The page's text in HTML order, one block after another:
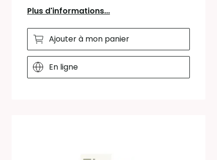
Plus d'informations...
Ajouter à mon panier
En ligne